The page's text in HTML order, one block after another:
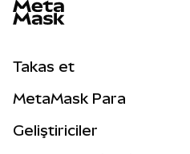
Takas et
Perps
MetaMask Para
Geliştiriciler